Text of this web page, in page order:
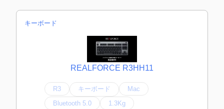
キーボード
REALFORCE R3HH11
R3 キーボード
Mac
Bluetooth 5.0
1.3Kg